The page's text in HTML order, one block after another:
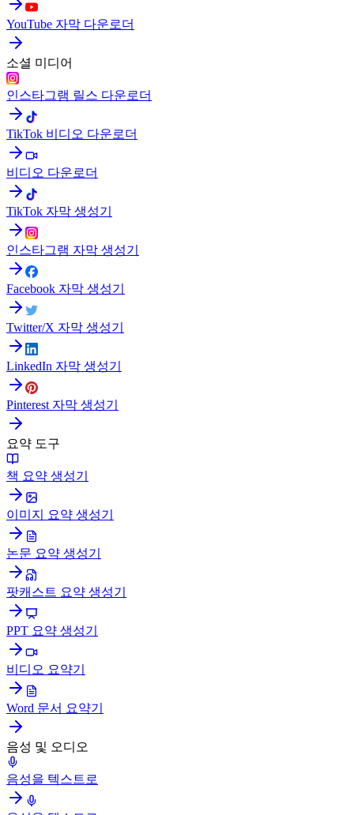
YouTube 자막 다운로더
소셜 미디어
인스타그램 릴스 다운로더
TikTok 비디오 다운로더
비디오 다운로더
TikTok 자막 생성기
인스타그램 자막 생성기
Facebook 자막 생성기
Twitter/X 자막 생성기
LinkedIn 자막 생성기
Pinterest 자막 생성기
요약 도구
책 요약 생성기
이미지 요약 생성기
논문 요약 생성기
팟캐스트 요약 생성기
PPT 요약 생성기
비디오 요약기
Word 문서 요약기
음성 및 오디오
음성을 텍스트로